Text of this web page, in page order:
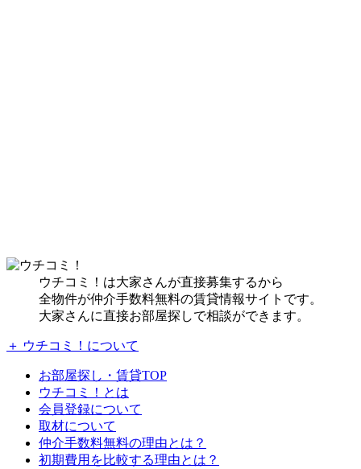
ウチコミ！は大家さんが直接募集するから
全物件が仲介手数料無料の賃貸情報サイトです。
大家さんに直接お部屋探しで相談ができます。
＋ ウチコミ！について
お部屋探し・賃貸TOP
ウチコミ！とは
会員登録について
取材について
仲介手数料無料の理由とは？
初期費用を比較する理由とは？